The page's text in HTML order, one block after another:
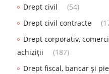
Drept civil
(54)
Drept civil contracte
Drept corporativ,
achiziții
(187)
Drept fiscal, bancar și